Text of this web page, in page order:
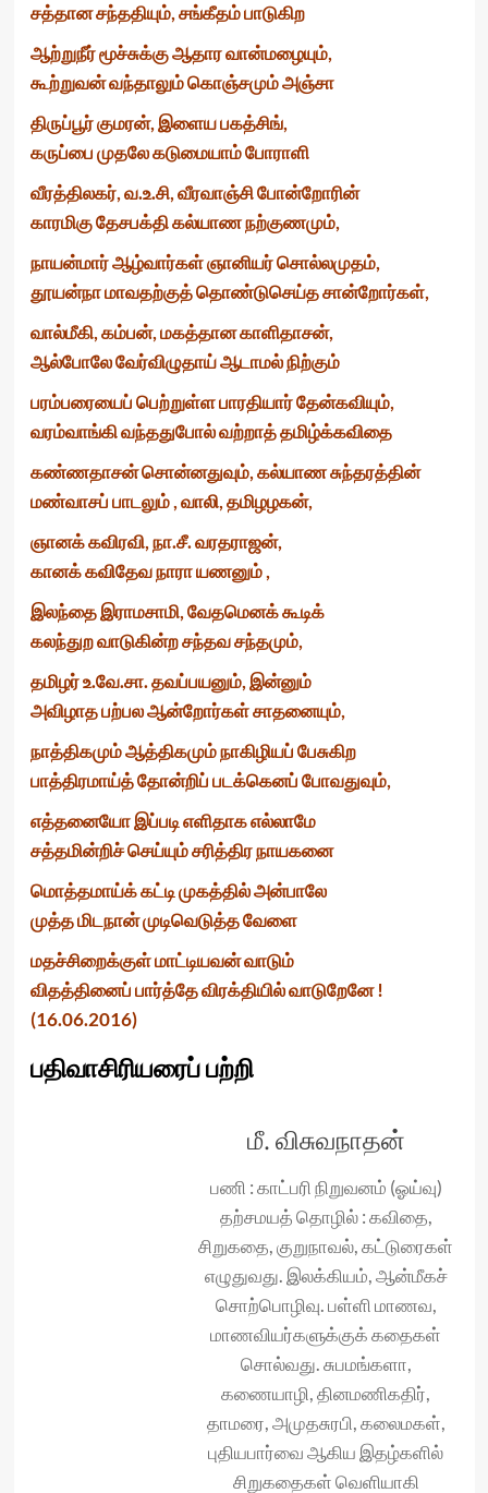
சத்தான சந்ததியும், சங்கீதம் பாடுகிற
ஆற்றுநீர் மூச்சுக்கு ஆதார வான்மழையும்,
கூற்றுவன் வந்தாலும் கொஞ்சமும் அஞ்சா
திருப்பூர் குமரன், இளைய பகத்சிங்,
கருப்பை முதலே கடுமையாம் போராளி
வீரத்திலகர், வ.உ.சி, வீரவாஞ்சி போன்றோரின்
காரமிகு தேசபக்தி கல்யாண நற்குணமும்,
நாயன்மார் ஆழ்வார்கள் ஞானியர் சொல்லமுதம்,
தூயன்நா மாவதற்குத் தொண்டுசெய்த சான்றோர்கள்,
வால்மீகி, கம்பன், மகத்தான காளிதாசன்,
ஆல்போலே வேர்விழுதாய் ஆடாமல் நிற்கும்
பரம்பரையைப் பெற்றுள்ள பாரதியார் தேன்கவியும்,
வரம்வாங்கி வந்ததுபோல் வற்றாத் தமிழ்க்கவிதை
கண்ணதாசன் சொன்னதுவும், கல்யாண சுந்தரத்தின்
மண்வாசப் பாடலும் , வாலி, தமிழழகன்,
ஞானக் கவிரவி, நா.சீ. வரதராஜன்,
கானக் கவிதேவ நாரா யணனும் ,
இலந்தை இராமசாமி, வேதமெனக் கூடிக்
கலந்துற வாடுகின்ற சந்தவ சந்தமும்,
தமிழர் உ.வே.சா. தவப்பயனும், இன்னும்
அவிழாத பற்பல ஆன்றோர்கள் சாதனையும்,
நாத்திகமும் ஆத்திகமும் நாகிழியப் பேசுகிற
பாத்திரமாய்த் தோன்றிப் படக்கெனப் போவதுவும்,
எத்தனையோ இப்படி எளிதாக எல்லாமே
சத்தமின்றிச் செய்யும் சரித்திர நாயகனை
மொத்தமாய்க் கட்டி முகத்தில் அன்பாலே
முத்த மிடநான் முடிவெடுத்த வேளை
மதச்சிறைக்குள் மாட்டியவன் வாடும்
விதத்தினைப் பார்த்தே விரக்தியில் வாடுறேனே !
(16.06.2016)
பதிவாசிரியரைப் பற்றி
மீ. விசுவநாதன்
பணி : காட்பரி நிறுவனம் (ஓய்வு)
தற்சமயத் தொழில் : கவிதை,
சிறுகதை, குறுநாவல், கட்டுரைகள்
எழுதுவது. இலக்கியம், ஆன்மீகச்
சொற்பொழிவு. பள்ளி மாணவ,
மாணவியர்களுக்குக் கதைகள்
சொல்வது. சுபமங்களா,
கணையாழி, தினமணிகதிர்,
தாமரை, அமுதசுரபி, கலைமகள்,
புதியபார்வை ஆகிய இதழ்களில்
சிறுகதைகள் வெளியாகி